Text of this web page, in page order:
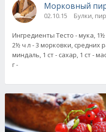
Морковный
02.10.15 Булки,
Ингредиенты Тесто - мука,
2½ ч л - 3 морковки, средних
миндаль, 1 ст - сахар, 1 ст -
г -